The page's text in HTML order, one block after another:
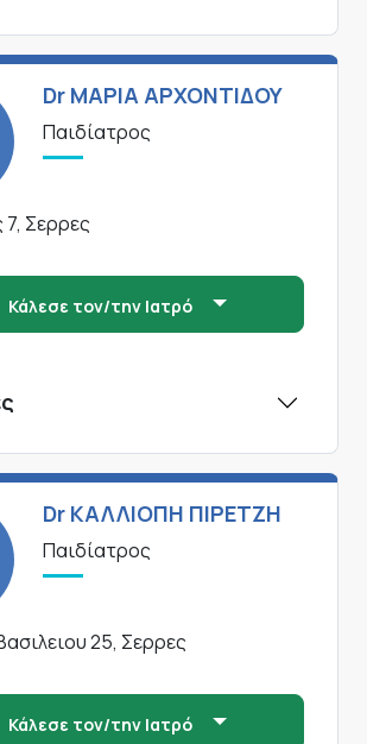
Dr ΜΑΡΙΑ ΑΡΧΟΝΤΙΔΟΥ
Παιδίατρος
Σερρες
Κάλεσε τον/την Ιατρό
Dr ΚΑΛΛΙΟΠΗ ΠΙΡΕΤΖΗ
Παιδίατρος
25, Σερρες
Κάλεσε τον/την Ιατρό